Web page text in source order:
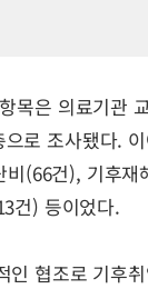
목은 의료기관
로 조사됐다.
(66건), 기후재
건) 등이었다.
인 협조로 기후